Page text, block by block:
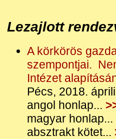
Lezajlott
A körkörös
szempontjai.
Intézet
Pécs, 2018.
angol honlap...
magyar honlap...
absztrakt kötet...